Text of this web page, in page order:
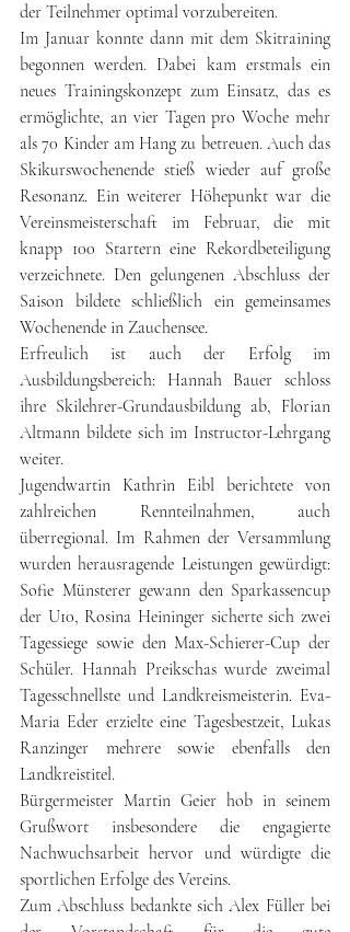
der Teilnehmer optimal vorzubereiten.
Im Januar konnte dann mit dem Skitraining
begonnen werden. Dabei kam erstmals ein
neues Trainingskonzept zum Einsatz, das es
ermöglichte, an vier Tagen pro Woche mehr
als 70 Kinder am Hang zu betreuen. Auch das
Skikurswochenende stieß wieder auf große
Resonanz. Ein weiterer Höhepunkt war die
Vereinsmeisterschaft im Februar, die mit
knapp 100 Startern eine Rekordbeteiligung
verzeichnete. Den gelungenen Abschluss der
Saison bildete schließlich ein gemeinsames
Wochenende in Zauchensee.
Erfreulich ist auch der Erfolg im
Ausbildungsbereich: Hannah Bauer schloss
ihre Skilehrer-Grundausbildung ab, Florian
Altmann bildete sich im Instructor-Lehrgang
weiter.
Jugendwartin Kathrin Eibl berichtete von
zahlreichen Rennteilnahmen, auch
überregional. Im Rahmen der Versammlung
wurden herausragende Leistungen gewürdigt:
Sofie Münsterer gewann den Sparkassencup
der U10, Rosina Heininger sicherte sich zwei
Tagessiege sowie den Max-Schierer-Cup der
Schüler. Hannah Preikschas wurde zweimal
Tagesschnellste und Landkreismeisterin. Eva-
Maria Eder erzielte eine Tagesbestzeit, Lukas
Ranzinger mehrere sowie ebenfalls den
Landkreistitel.
Bürgermeister Martin Geier hob in seinem
Grußwort insbesondere die engagierte
Nachwuchsarbeit hervor und würdigte die
sportlichen Erfolge des Vereins.
Zum Abschluss bedankte sich Alex Füller bei